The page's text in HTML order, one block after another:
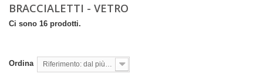
BRACCIALETTI - VETRO
Ci sono 16 prodotti.
Ordina